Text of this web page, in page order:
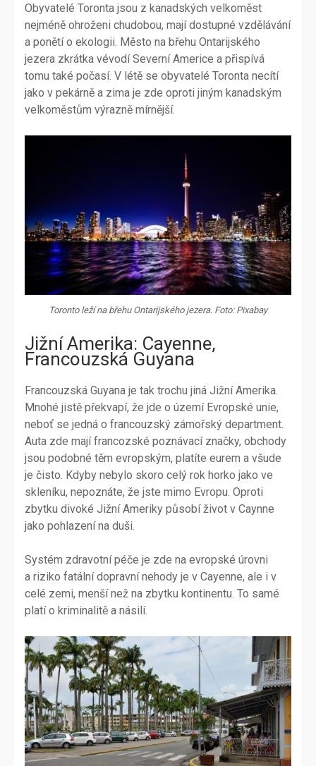
Obyvatelé Toronta jsou z kanadských velkoměst
nejméně ohroženi chudobou, mají dostupné vzdělávání
a ponětí o ekologii. Město na břehu Ontarijského
jezera zkrátka vévodí Severní Americe a přispívá
tomu také počasí. V létě se obyvatelé Toronta necítí
jako v pekárně a zima je zde oproti jiným kanadským
velkoměstům výrazně mírnější.
Toronto leží na břehu Ontarijského jezera. Foto: Pixabay
Jižní Amerika: Cayenne,
Francouzská Guyana
Francouzská Guyana je tak trochu jiná Jižní Amerika.
Mnohé jistě překvapí, že jde o území Evropské unie,
neboť se jedná o francouzský zámořský department.
Auta zde mají francozské poznávací značky, obchody
jsou podobné těm evropským, platíte eurem a všude
je čisto. Kdyby nebylo skoro celý rok horko jako ve
skleníku, nepoznáte, že jste mimo Evropu. Oproti
zbytku divoké Jižní Ameriky působí život v Caynne
jako pohlazení na duši.
Systém zdravotní péče je zde na evropské úrovni
a riziko fatální dopravní nehody je v Cayenne, ale i v
celé zemi, menší než na zbytku kontinentu. To samé
platí o kriminalitě a násilí.